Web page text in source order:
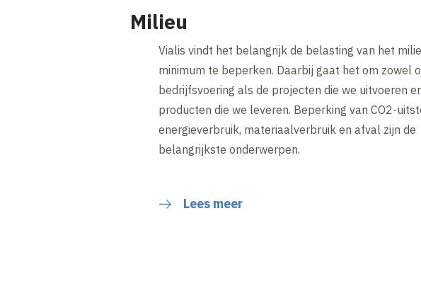
Milieu
Vialis vindt het belangrijk de belasting van het
minimum te beperken. Daarbij gaat het om zowel
bedrijfsvoering als de projecten die we uitvoeren
producten die we leveren. Beperking van CO2-
energieverbruik, materiaalverbruik en afval zijn de
belangrijkste onderwerpen.
Lees meer